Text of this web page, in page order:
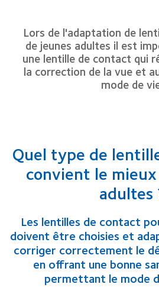
Lors de l'adaptation de
de jeunes adultes il est
une lentille de contact qui
la correction de la vue et
mode de
Quel type de
convient le
adultes
Les lentilles de contact
doivent être choisies et
corriger correctement le
en offrant une bonne
permettant le mode